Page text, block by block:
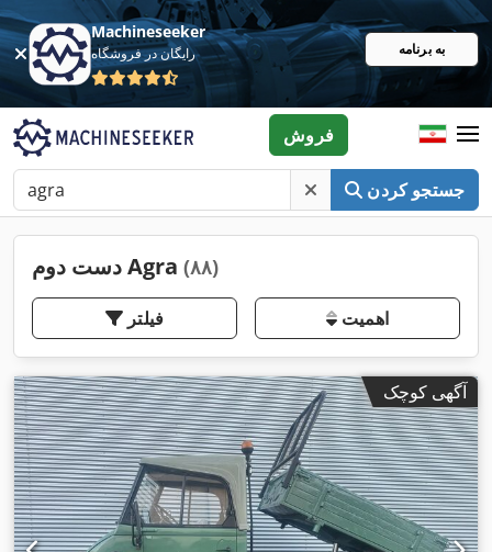
Machineseeker
رایگان در فروشگاه به برنامه
جستجو کردن
فروش
دست دوم Agra (۸۸)
فیلتر اهمیت
آگهی کوچک